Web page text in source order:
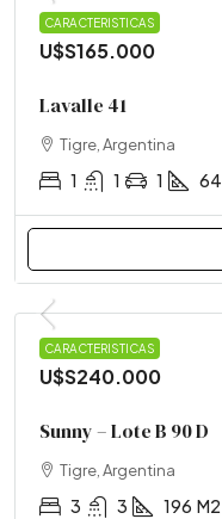
CARACTERISTICAS
DEPARTAMENTO
U$S165.000
Lavalle 41
Tigre, Argentina
1 1 1 64
CARACTERISTICAS
CASA
U$S240.000
Sunny – Lote B 90 D
Tigre, Argentina
3 3 196 M2